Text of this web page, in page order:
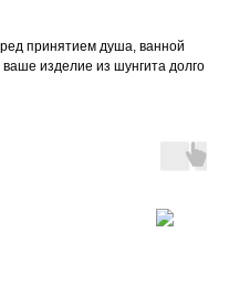
принятием душа, ванной
изделие из шунгита долго